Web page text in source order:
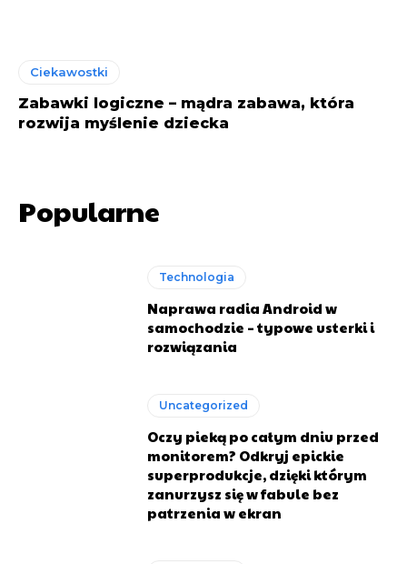
Ciekawostki
Zabawki logiczne – mądra zabawa, która
rozwija myślenie dziecka
Popularne
Technologia
Naprawa radia Android w
samochodzie – typowe usterki i
rozwiązania
Uncategorized
Oczy pieką po całym dniu przed
monitorem? Odkryj epickie
superprodukcje, dzięki którym
zanurzysz się w fabule bez
patrzenia w ekran